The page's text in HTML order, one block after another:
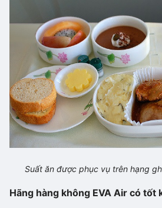
Suất ăn được phục vụ trên hạng
Hãng hàng không EVA Air có tốt